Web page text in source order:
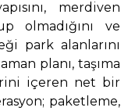
merdiven
olmadığını ve
park alanlarını
planı, taşıma
içeren net bir
paketleme,